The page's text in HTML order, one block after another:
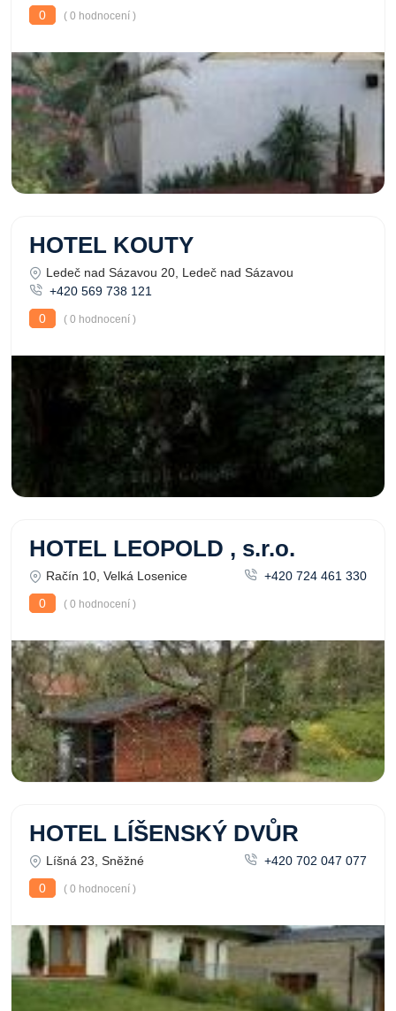
0 ( 0 hodnocení )
HOTEL KOUTY
Ledeč nad Sázavou 20, Ledeč nad Sázavou
+420 569 738 121
0
( 0 hodnocení )
HOTEL LEOPOLD , s.r.o.
Račín 10, Velká Losenice
+420 724 461 330
0
( 0 hodnocení )
HOTEL LÍŠENSKÝ DVŮR
Líšná 23, Sněžné
+420 702 047 077
0
( 0 hodnocení )